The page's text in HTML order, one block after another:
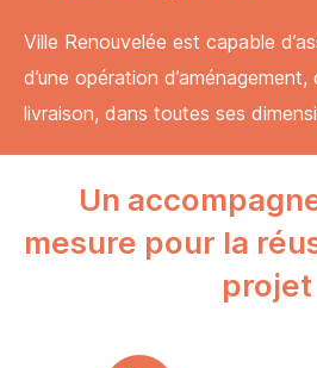
Ville Renouvelée est capable
d’une opération
livraison, dans toutes ses
Un
mesure pour la
projet